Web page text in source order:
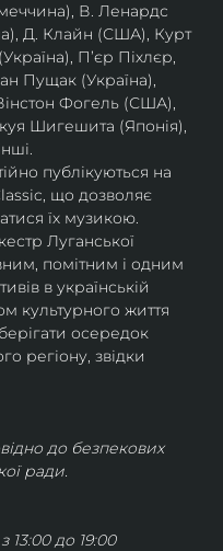
В. Ленардс
Д. Клайн (США), Курт
П’єр Піхлєр,
Пущак (Україна),
Фогель (США),
Шигешита (Японія),
публікуються на
що дозволяє
їх музикою​.
Луганської
помітним і одним
в українській
культурного життя
осередок
регіону, звідки
до безпекових
ради.
13:00 до 19:00